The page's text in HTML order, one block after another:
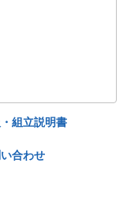
組立説明書
合わせ